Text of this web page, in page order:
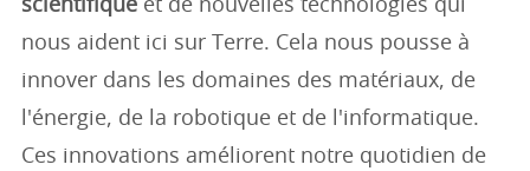
scientifique et de nouvelles technologies qui
nous aident ici sur Terre. Cela nous pousse à
innover dans les domaines des matériaux, de
l'énergie, de la robotique et de l'informatique.
Ces innovations améliorent notre quotidien de